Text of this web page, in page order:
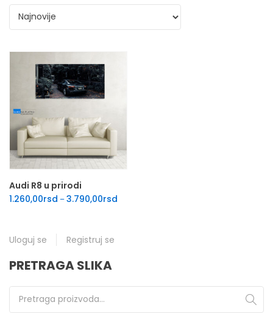
Audi R8 u prirodi
1.260,00rsd –3.790,00rsd
Uloguj se Registruj se
PRETRAGA SLIKA
Pretraga za: